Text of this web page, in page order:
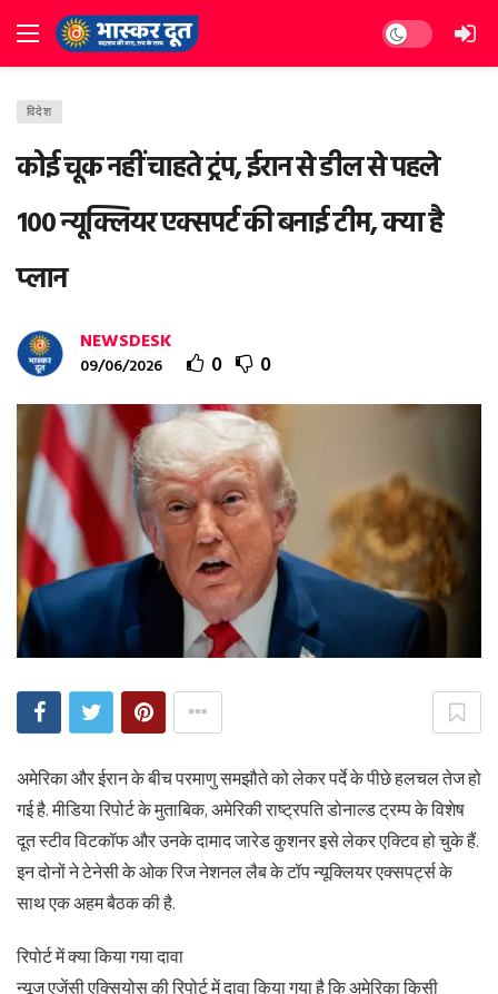
Dark mode
विदेश
कोई चूक नहीं चाहते ट्रंप, ईरान से डील से पहले
100 न्यूक्लियर एक्सपर्ट की बनाई टीम, क्या है
प्लान
NEWSDESK
09/06/2026 0 0
अमेरिका और ईरान के बीच परमाणु समझौते को लेकर पर्दे के पीछे हलचल तेज हो
गई है. मीडिया रिपोर्ट के मुताबिक, अमेरिकी राष्ट्रपति डोनाल्ड ट्रम्प के विशेष
दूत स्टीव विटकॉफ और उनके दामाद जारेड कुशनर इसे लेकर एक्टिव हो चुके हैं.
इन दोनों ने टेनेसी के ओक रिज नेशनल लैब के टॉप न्यूक्लियर एक्सपर्ट्स के
साथ एक अहम बैठक की है.
रिपोर्ट में क्या किया गया दावा
न्यूज एजेंसी एक्सियोस की रिपोर्ट में दावा किया गया है कि अमेरिका किसी